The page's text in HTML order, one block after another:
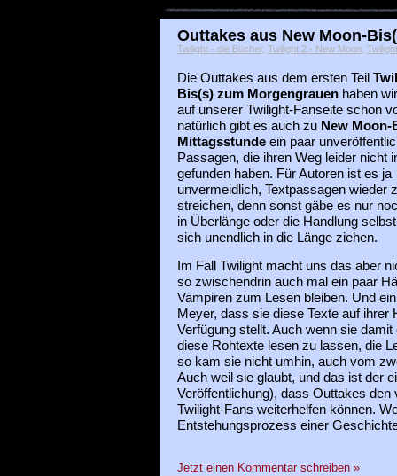
Outtakes aus New Moon-
Twilight - die Bücher, Twilight 2 - New Moon,
Die Outtakes aus dem ersten Teil
Bis(s) zum Morgengrauenhaben
auf unserer Twilight-Fanseite schon
natürlich gibt es auch zu New Moon-
Mittagsstundeein paar
Passagen, die ihren Weg leider nicht
gefunden haben. Für Autoren ist es ja
unvermeidlich, Textpassagen wieder
streichen, denn sonst gäbe es nur
in Überlänge oder die Handlung
sich unendlich in die Länge ziehen.
Im Fall Twilight macht uns das aber
so zwischendrin auch mal ein paar
Vampiren zum Lesen bleiben. Und
Meyer, dass sie diese Texte auf ihrer
Verfügung stellt. Auch wenn sie
diese Rohtexte lesen zu lassen, die
so kam sie nicht umhin, auch vom
Auch weil sie glaubt, und das ist der
Veröffentlichung), dass Outtakes den
Twilight-Fans weiterhelfen können.
Entstehungsprozess einer
Jetzt einen Kommentar schreiben »